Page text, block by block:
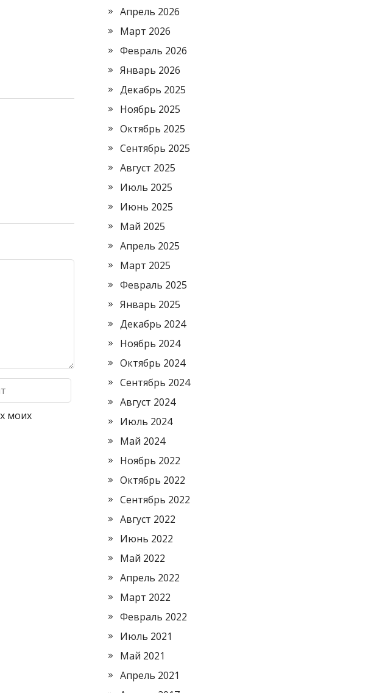
моих
Апрель 2026
Март 2026
Февраль 2026
Январь 2026
Декабрь 2025
Ноябрь 2025
Октябрь 2025
Сентябрь 2025
Август 2025
Июль 2025
Июнь 2025
Май 2025
Апрель 2025
Март 2025
Февраль 2025
Январь 2025
Декабрь 2024
Ноябрь 2024
Октябрь 2024
Сентябрь 2024
Август 2024
Июль 2024
Май 2024
Ноябрь 2022
Октябрь 2022
Сентябрь 2022
Август 2022
Июнь 2022
Май 2022
Апрель 2022
Март 2022
Февраль 2022
Июль 2021
Май 2021
Апрель 2021